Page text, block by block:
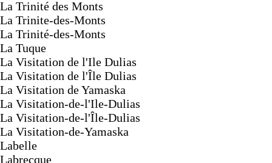
La Trinité des Monts
La Trinite-des-Monts
La Trinité-des-Monts
La Tuque
La Visitation de l'Ile Dulias
La Visitation de l'Île Dulias
La Visitation de Yamaska
La Visitation-de-l'Ile-Dulias
La Visitation-de-l'Île-Dulias
La Visitation-de-Yamaska
Labelle
Labrecque